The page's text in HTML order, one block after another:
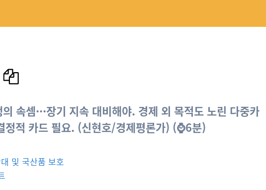
속셈···장기 지속 대비해야. 경제 외 목적도 노린 다중카
정적 카드 필요. (신현호/경제평론가) (⌚6분)
및 국산품 보호